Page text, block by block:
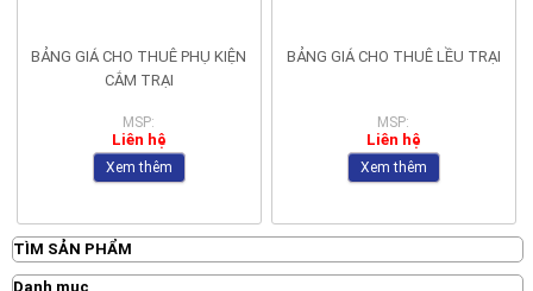
BẢNG GIÁ CHO THUÊ PHỤ KIỆN
CẮM TRẠI
MSP:
Liên hệ
Xem thêm
BẢNG GIÁ CHO THUÊ LỀU TRẠI
MSP:
Liên hệ
Xem thêm
TÌM SẢN PHẨM
Danh mục